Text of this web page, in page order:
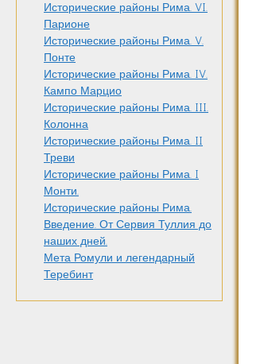
Исторические районы Рима. VI.
Парионе
Исторические районы Рима. V.
Понте
Исторические районы Рима. IV.
Кампо Марцио
Исторические районы Рима. III.
Колонна
Исторические районы Рима. II
Треви
Исторические районы Рима. I
Монти.
Исторические районы Рима.
Введение. От Сервия Туллия до
наших дней.
Мета Ромули и легендарный
Теребинт